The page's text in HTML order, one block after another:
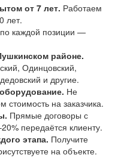
от 7 лет. Работаем
лет.
каждой позиции —
районе.
Одинцовский,
и другие.
Не
на заказчика.
Прямые договоры с
передаётся клиенту.
этапа. Получите
на объекте.